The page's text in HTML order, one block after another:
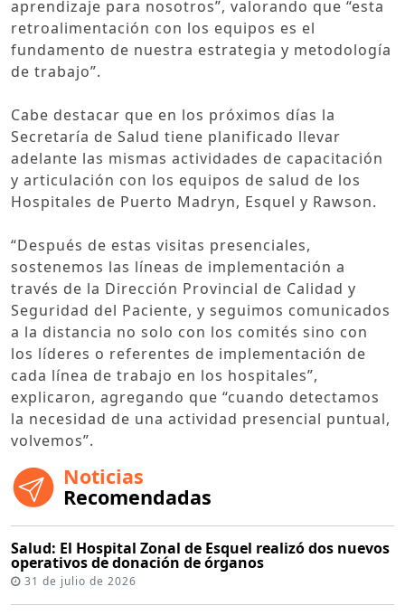
aprendizaje para nosotros”, valorando que “esta
retroalimentación con los equipos es el
fundamento de nuestra estrategia y metodología
de trabajo”.
Cabe destacar que en los próximos días la
Secretaría de Salud tiene planificado llevar
adelante las mismas actividades de capacitación
y articulación con los equipos de salud de los
Hospitales de Puerto Madryn, Esquel y Rawson.
“Después de estas visitas presenciales,
sostenemos las líneas de implementación a
través de la Dirección Provincial de Calidad y
Seguridad del Paciente, y seguimos comunicados
a la distancia no solo con los comités sino con
los líderes o referentes de implementación de
cada línea de trabajo en los hospitales”,
explicaron, agregando que “cuando detectamos
la necesidad de una actividad presencial puntual,
volvemos”.
Noticias
Recomendadas
Salud: El Hospital Zonal de Esquel realizó dos nuevos
operativos de donación de órganos
31 de julio de 2026